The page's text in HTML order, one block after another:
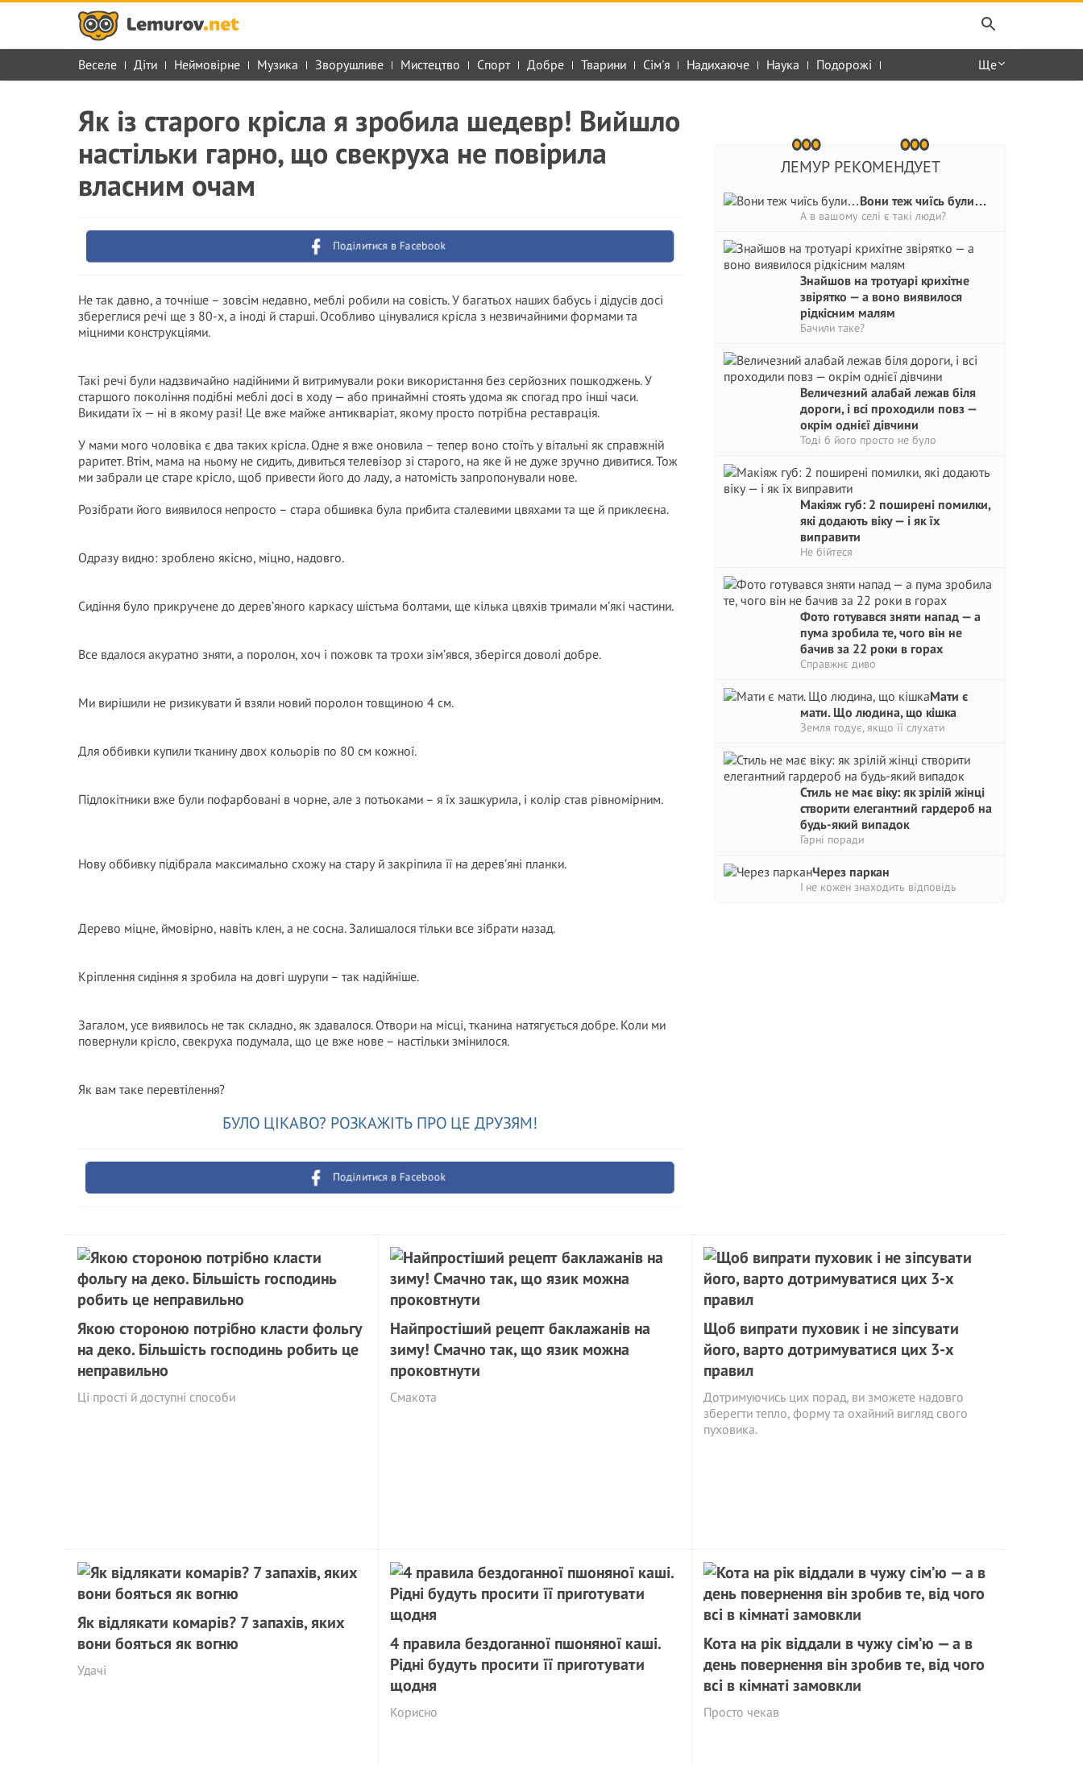
Веселе Діти Неймовірне Музика Зворушливе Мистецтво Спорт Добре Тварини Сім'я Надихаюче Наука Подорожі Ще
ЛЕМУР РЕКОМЕНДУЕТ
Вони теж чиїсь були…
А в вашому селі є такі люди?
Знайшов на тротуарі крихітне
звірятко — а воно виявилося
рідкісним малям
Бачили таке?
Величезний алабай лежав біля
дороги, і всі проходили повз —
окрім однієї дівчини
Тоді б його просто не було
Макіяж губ: 2 поширені помилки,
які додають віку — і як їх
виправити
Не бійтеся
Фото готувався зняти напад — а
пума зробила те, чого він не
бачив за 22 роки в горах
Справжнє диво
Мати є
мати. Що людина, що кішка
Земля годує, якщо її слухати
Стиль не має віку: як зрілій жінці
створити елегантний гардероб на
будь-який випадок
Гарні поради
Через паркан
І не кожен знаходить відповідь
Як із старого крісла я зробила шедевр! Вийшло
настільки гарно, що свекруха не повірила
власним очам
Поділитися в Facebook
Не так давно, а точніше – зовсім недавно, меблі робили на совість. У багатьох наших бабусь і дідусів досі
збереглися речі ще з 80-х, а іноді й старші. Особливо цінувалися крісла з незвичайними формами та
міцними конструкціями.
Такі речі були надзвичайно надійними й витримували роки використання без серйозних пошкоджень. У
старшого покоління подібні меблі досі в ходу — або принаймні стоять удома як спогад про інші часи.
Викидати їх — ні в якому разі! Це вже майже антикваріат, якому просто потрібна реставрація.
У мами мого чоловіка є два таких крісла. Одне я вже оновила – тепер воно стоїть у вітальні як справжній
раритет. Втім, мама на ньому не сидить, дивиться телевізор зі старого, на яке й не дуже зручно дивитися. Тож
ми забрали це старе крісло, щоб привести його до ладу, а натомість запропонували нове.
Розібрати його виявилося непросто – стара обшивка була прибита сталевими цвяхами та ще й приклеєна.
Одразу видно: зроблено якісно, міцно, надовго.
Сидіння було прикручене до дерев’яного каркасу шістьма болтами, ще кілька цвяхів тримали м’які частини.
Все вдалося акуратно зняти, а поролон, хоч і пожовк та трохи зім’явся, зберігся доволі добре.
Ми вирішили не ризикувати й взяли новий поролон товщиною 4 см.
Для оббивки купили тканину двох кольорів по 80 см кожної.
Підлокітники вже були пофарбовані в чорне, але з потьоками – я їх зашкурила, і колір став рівномірним.
Нову оббивку підібрала максимально схожу на стару й закріпила її на дерев’яні планки.
Дерево міцне, ймовірно, навіть клен, а не сосна. Залишалося тільки все зібрати назад.
Кріплення сидіння я зробила на довгі шурупи – так надійніше.
Загалом, усе виявилось не так складно, як здавалося. Отвори на місці, тканина натягується добре. Коли ми
повернули крісло, свекруха подумала, що це вже нове – настільки змінилося.
Як вам таке перевтілення?
БУЛО ЦІКАВО? РОЗКАЖІТЬ ПРО ЦЕ ДРУЗЯМ!
Поділитися в Facebook
Якою стороною потрібно класти фольгу
на деко. Більшість господинь робить це
неправильно
Ці прості й доступні способи
Найпростіший рецепт баклажанів на
зиму! Смачно так, що язик можна
проковтнути
Смакота
Щоб випрати пуховик і не зіпсувати
його, варто дотримуватися цих 3-х
правил
Дотримуючись цих порад, ви зможете надовго
зберегти тепло, форму та охайний вигляд свого
пуховика.
Як відлякати комарів? 7 запахів, яких
вони бояться як вогню
Удачі
4 правила бездоганної пшоняної каші.
Рідні будуть просити її приготувати
щодня
Корисно
Кота на рік віддали в чужу сім’ю — а в
день повернення він зробив те, від чого
всі в кімнаті замовкли
Просто чекав